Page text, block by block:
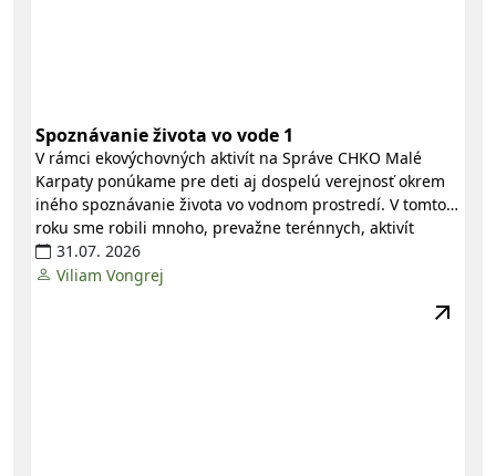
Spoznávanie života vo vode 1
V rámci ekovýchovných aktivít na Správe CHKO Malé
Karpaty ponúkame pre deti aj dospelú verejnosť okrem
iného spoznávanie života vo vodnom prostredí. V tomto
roku sme robili mnoho, prevažne terénnych, aktivít
zameraných na túto tému.
31.07. 2026
Viliam Vongrej